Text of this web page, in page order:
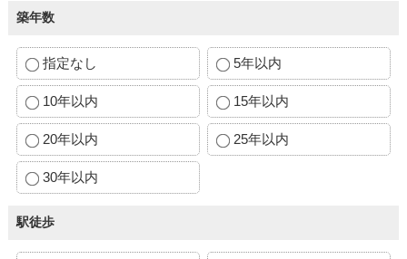
築年数
指定なし 5年以内
10年以内 15年以内
20年以内 25年以内
30年以内
駅徒歩